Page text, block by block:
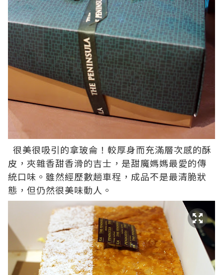
很美很吸引的拿玻侖！較厚身而充滿層次感的酥
皮，夾雜香甜香滑的吉士，是甜魔媽媽最愛的傳
統口味。雖然經歷數趟車程，成品不是最清脆狀
態，但仍然很美味動人。